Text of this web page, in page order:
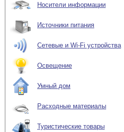
Носители информации
Источники питания
Сетевые и Wi-Fi устройства
Освещение
Умный дом
Расходные материалы
Туристические товары